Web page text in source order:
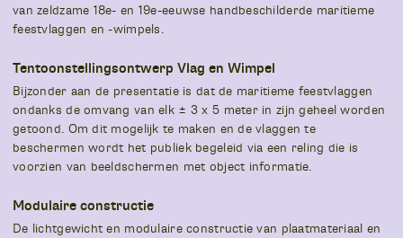
van zeldzame 18e- en 19e-eeuwse handbeschilderde maritieme
feestvlaggen en -wimpels.
Tentoonstellingsontwerp Vlag en Wimpel
Bijzonder aan de presentatie is dat de maritieme feestvlaggen
ondanks de omvang van elk ± 3 x 5 meter in zijn geheel worden
getoond. Om dit mogelijk te maken en de vlaggen te
beschermen wordt het publiek begeleid via een reling die is
voorzien van beeldschermen met object informatie.
Modulaire constructie
De lichtgewicht en modulaire constructie van plaatmateriaal en